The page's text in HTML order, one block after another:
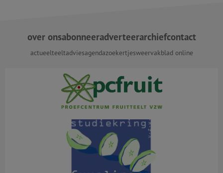
over onsabonneeradverteerarchiefcontact
actueelteeltadviesagendazoekertjesweervakblad online